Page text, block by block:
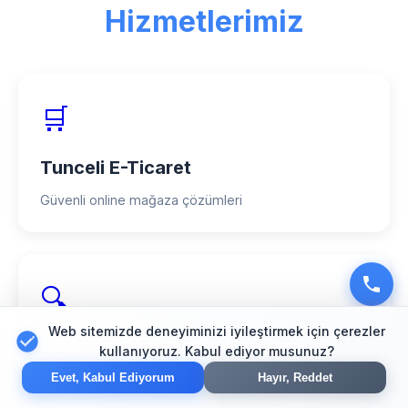
güvenilir partner olarak hizmet
veriyoruz.Hizmetlerimiz
🛒
Tunceli E-Ticaret
Güvenli online mağaza çözümleri
🔍
Tunceli SEO
Arama motoru optimizasyonu
Web sitemizde deneyiminizi iyileştirmek için çerezler
kullanıyoruz. Kabul ediyor musunuz?
Evet, Kabul Ediyorum Hayır, Reddet